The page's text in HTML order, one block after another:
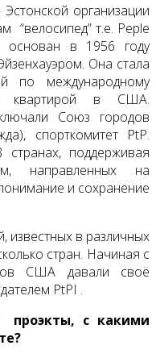
организации
“велосипед” т.е. Peple
в 1956 году
Она стала
по международному
квартирой в США.
Союз городов
спорткомитет PtP.
поддерживая
направленных на
и сохранение
известных в различных
стран. Начиная с
США давали своё
PtPI .
с какими